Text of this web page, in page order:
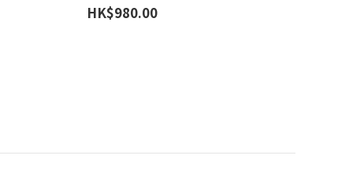
HK$980.00